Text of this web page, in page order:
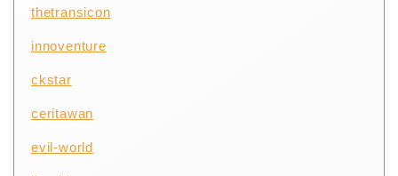
thetransicon
innoventure
ckstar
ceritawan
evil-world